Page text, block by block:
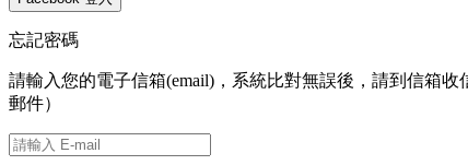
忘記密碼
請輸入您的電子信箱(email)，系統比對無誤後，請到信箱
郵件）